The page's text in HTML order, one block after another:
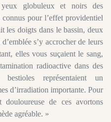
globuleux et noirs des
pour l’effet providentiel
les doigts dans le bassin, deux
s’y accrocher de leurs
elles vous suçaient le sang,
radioactive dans des
bestioles représentaient un
d’irradiation importante. Pour
douloureuse de ces avortons
agréable. »